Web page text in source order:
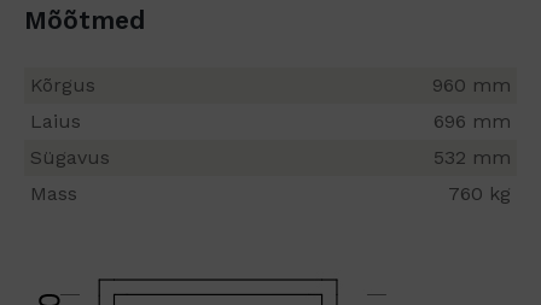
Mõõtmed
Kõrgus
960 mm
Laius
696 mm
Sügavus
532 mm
Mass
760 kg